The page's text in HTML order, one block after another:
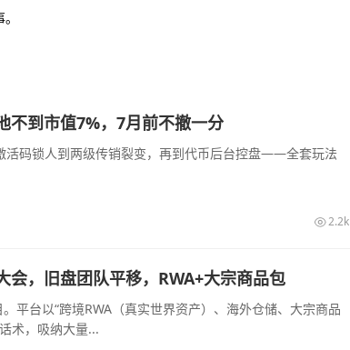
到市值7%，7月前不撤一分
活码锁人到两级传销裂变，再到代币后台控盘——全套玩法
2.2k
，旧盘团队平移，RWA+大宗商品包
平台以“跨境RWA（真实世界资产）、海外仓储、大宗商品
术，吸纳大量...